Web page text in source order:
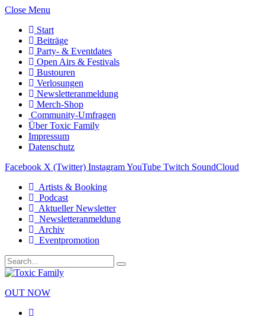
Close Menu
Start
Beiträge
Party- & Eventdates
Open Airs & Festivals
Bustouren
Verlosungen
Newsletteranmeldung
Merch-Shop
Community-Umfragen
Über Toxic Family
Impressum
Datenschutz
Facebook X (Twitter) InstagramYouTube Twitch SoundCloud
Artists & Booking
Podcast
Aktueller Newsletter
Newsletteranmeldung
Archiv
Eventpromotion
OUT NOW